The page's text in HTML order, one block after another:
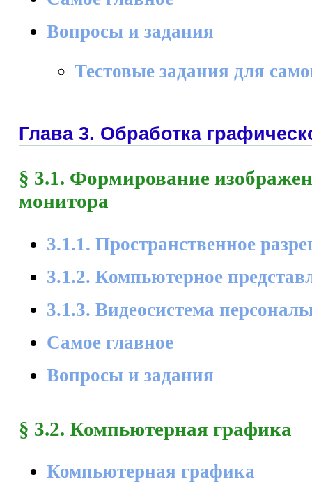
Вопросы и задания
Тестовые задания для
Глава 3. Обработка
§ 3.1. Формирование
монитора
3.1.1. Пространственное
3.1.2. Компьютерное
3.1.3. Видеосистема
Самое главное
Вопросы и задания
§ 3.2. Компьютерная графика
Компьютерная графика